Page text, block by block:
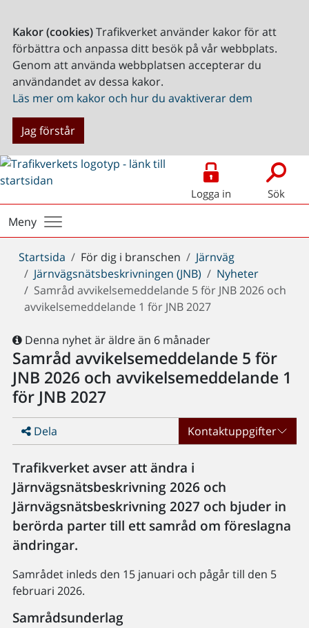
Kakor (cookies)Trafikverket använder kakor för att
förbättra och anpassa ditt besök på vår webbplats.
Genom att använda webbplatsen accepterar du
användandet av dessa kakor.
Läs mer om kakor och hur du avaktiverar dem
Jag förstår
Logga in Sök
Meny
Du
är
här:
Startsida För dig i branschen
Järnväg
Järnvägsnätsbeskrivningen (JNB)
Nyheter
Samråd avvikelsemeddelande 5 för JNB 2026 och
avvikelsemeddelande 1 för JNB 2027
Denna nyhet är äldre än 6 månader
Samråd avvikelsemeddelande 5 för
JNB 2026 och avvikelsemeddelande 1
för JNB 2027
Dela Kontaktuppgifter
Trafikverket avser att ändra i
Järnvägsnätsbeskrivning 2026 och
Järnvägsnätsbeskrivning 2027 och bjuder in
berörda parter till ett samråd om föreslagna
ändringar.
Samrådet inleds den 15 januari och pågår till den 5
februari 2026.
Samrådsunderlag